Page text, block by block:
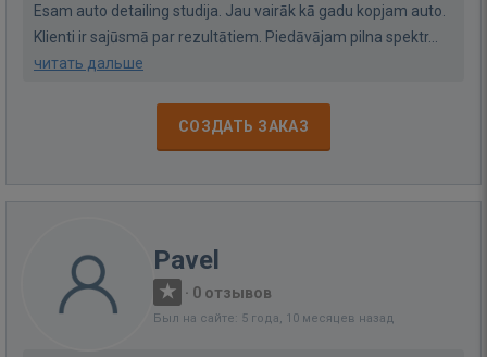
Esam auto detailing studija. Jau vairāk kā gadu kopjam auto.
Klienti ir sajūsmā par rezultātiem. Piedāvājam pilna spektr...
читать дальше
СОЗДАТЬ ЗАКАЗ
Pavel
· 0 отзывов
Был на сайте: 5 года, 10 месяцев назад